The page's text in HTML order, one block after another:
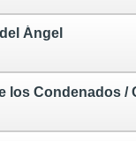
Ángel